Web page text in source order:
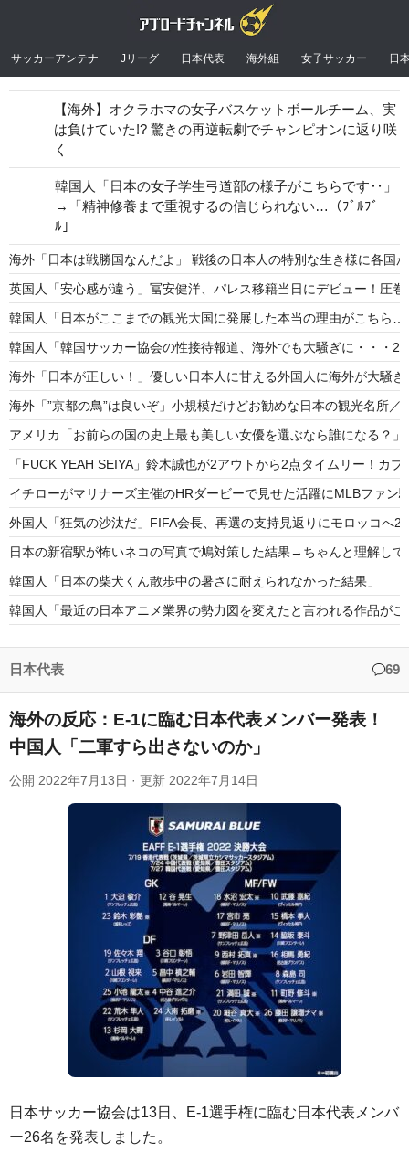
サッカーアンテナ Jリーグ 日本代表 海外組 女子サッカー 日
海外「日本は戦勝国なんだよ」 戦後の日本人の特別な生き様に各国
英国人「安心感が違う」冨安健洋、パレス移籍当日にデビュー！圧
韓国人「日本がここまでの観光大国に発展した本当の理由がこち
韓国人「韓国サッカー協会の性接待報道、海外でも大騒ぎに・・・
海外「日本が正しい！」優しい日本人に甘える外国人に海外が大騒ぎ
海外「”京都の鳥”は良いぞ」小規模だけどお勧めな日本の観光名所／
アメリカ「お前らの国の史上最も美しい女優を選ぶなら誰になる？」
「FUCK YEAH SEIYA」鈴木誠也が2アウトから2点タイムリー！カ
イチローがマリナーズ主催のHRダービーで見せた活躍にMLBファ
外国人「狂気の沙汰だ」FIFA会長、再選の支持見返りにモロッコへ
日本の新宿駅が怖いネコの写真で鳩対策した結果→ちゃんと理解し
韓国人「日本の柴犬くん散歩中の暑さに耐えられなかった結果」
韓国人「最近の日本アニメ業界の勢力図を変えたと言われる作品
韓国人「韓国サッカー協会関係者が『不適切接待は慣行だった』と
Powered by livedoor 相互RSS
【海外】オクラホマの女子バスケットボールチーム、実
は負けていた!? 驚きの再逆転劇でチャンピオンに返り咲
く
韓国人「日本の女子学生弓道部の様子がこちらです‥」
→「精神修養まで重視するの信じられない…（ﾌﾞﾙﾌﾞ
ﾙ」
日本代表 69
海外の反応：E-1に臨む日本代表メンバー発表！
中国人「二軍すら出さないのか」
公開 2022年7月13日 · 更新 2022年7月14日
日本サッカー協会は13日、E-1選手権に臨む日本代表メンバ
ー26名を発表しました。